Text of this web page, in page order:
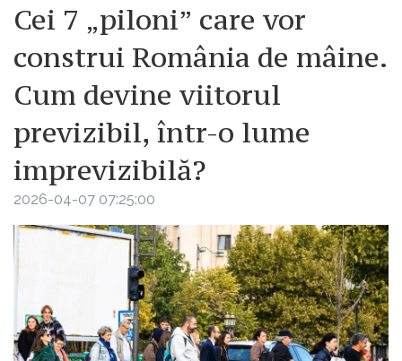
Cei 7 „piloni” care vor
construi România de mâine.
Cum devine viitorul
previzibil, într-o lume
imprevizibilă?
2026-04-07 07:25:00